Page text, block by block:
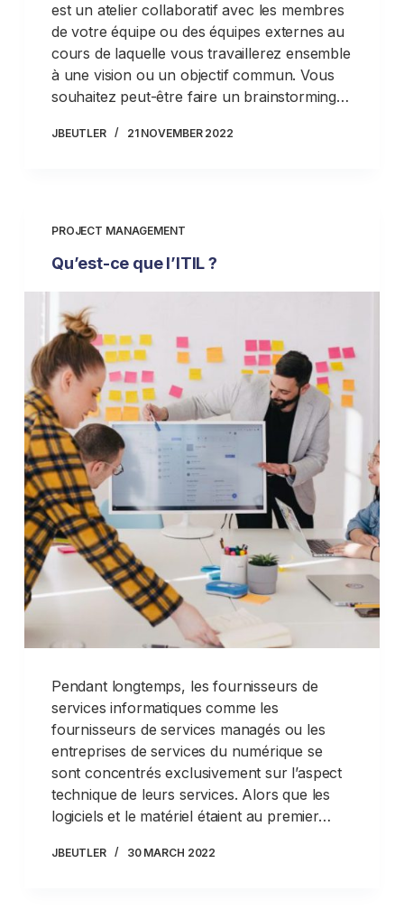
est un atelier collaboratif avec les membres
de votre équipe ou des équipes externes au
cours de laquelle vous travaillerez ensemble
à une vision ou un objectif commun. Vous
souhaitez peut-être faire un brainstorming…
JBEUTLER 21 NOVEMBER 2022
PROJECT MANAGEMENT
Qu’est-ce que l’ITIL ?
Pendant longtemps, les fournisseurs de
services informatiques comme les
fournisseurs de services managés ou les
entreprises de services du numérique se
sont concentrés exclusivement sur l’aspect
technique de leurs services. Alors que les
logiciels et le matériel étaient au premier…
JBEUTLER 30 MARCH 2022